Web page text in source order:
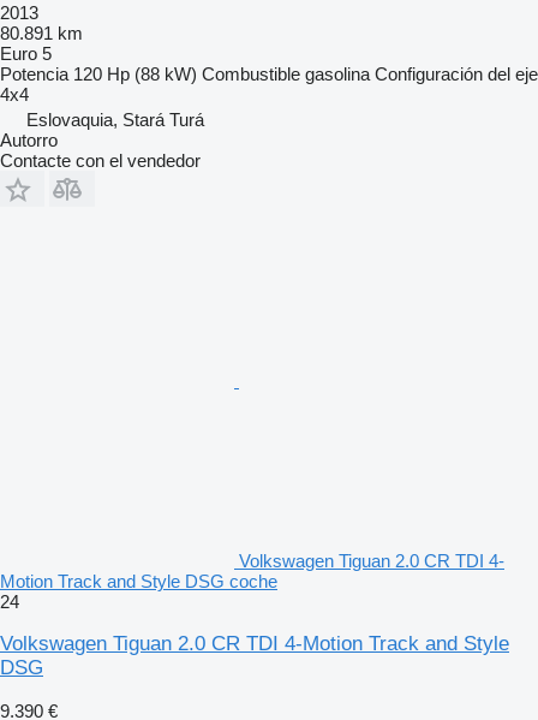
2013
80.891 km
Euro 5
Potencia 120 Hp (88 kW) Combustible gasolina Configuración del eje
4x4
Eslovaquia, Stará Turá
Autorro
Contacte con el vendedor
Volkswagen Tiguan 2.0 CR TDI 4-
Motion Track and Style DSG coche
24
Volkswagen Tiguan 2.0 CR TDI 4-Motion Track and Style
DSG
9.390 €